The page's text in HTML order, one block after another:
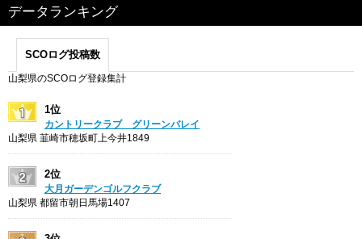
データランキング
SCOログ投稿数
山梨県のSCOログ登録集計
1位
カントリークラブ グリーンバレイ
山梨県 韮崎市穂坂町上今井1849
2位
大月ガーデンゴルフクラブ
山梨県 都留市朝日馬場1407